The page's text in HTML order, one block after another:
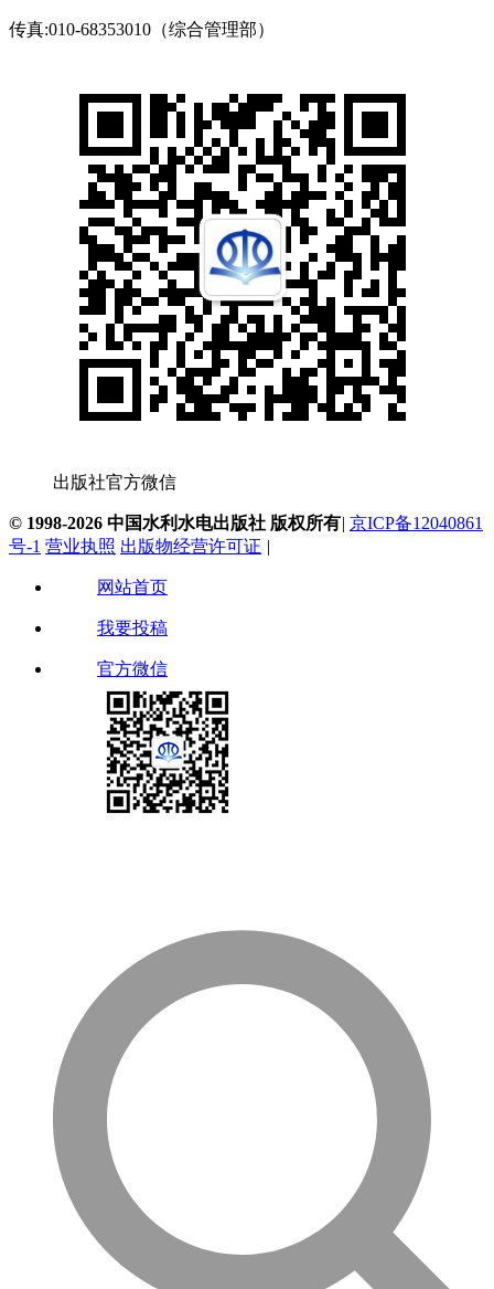
传真:010-68353010（综合管理部）
出版社官方微信
© 1998-2026 中国水利水电出版社 版权所有| 京ICP备12040861
号-1 营业执照 出版物经营许可证 |
网站首页
我要投稿
官方微信